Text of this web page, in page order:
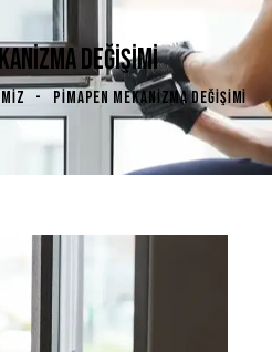
DEĞIŞIMI
PIMAPEN MEKANIZMA DEĞIŞIMI